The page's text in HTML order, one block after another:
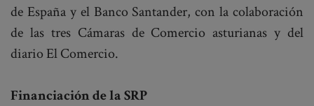
de España y el Banco Santander, con la colaboración
de las tres Cámaras de Comercio asturianas y del
diario El Comercio.
Financiación de la SRP